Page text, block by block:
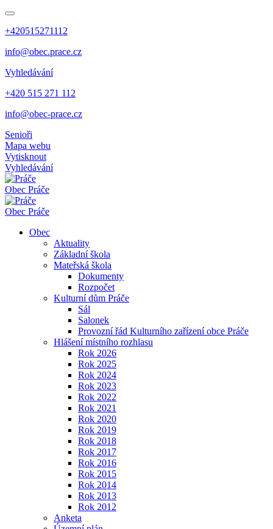
+420515271112
info@obec.prace.cz
Vyhledávání
+420 515 271 112
info@obec-prace.cz
Senioři
Mapa webu
Vytisknout
Vyhledávání
Obec Práče
Obec Práče
Obec
Aktuality
Základní škola
Mateřská škola
Dokumenty
Rozpočet
Kulturní dům Práče
Sál
Salonek
Provozní řád Kulturního zařízení obce Práče
Hlášení místního rozhlasu
Rok 2026
Rok 2025
Rok 2024
Rok 2023
Rok 2022
Rok 2021
Rok 2020
Rok 2019
Rok 2018
Rok 2017
Rok 2016
Rok 2015
Rok 2014
Rok 2013
Rok 2012
Anketa